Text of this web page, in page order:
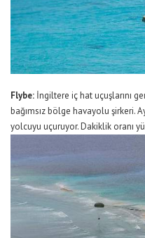
Flybe: İngiltere iç hat uçuşlarını
bağımsız bölge havayolu şirkeri.
yolcuyu uçuruyor. Dakiklik oranı